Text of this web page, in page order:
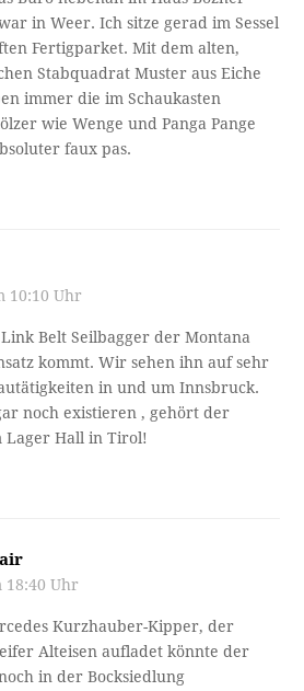
in Weer. Ich sitze gerad im Sessel
Fertigparket. Mit dem alten,
Stabquadrat Muster aus Eiche
immer die im Schaukasten
wie Wenge und Panga Pange
faux pas.
10:10 Uhr
Belt Seilbagger der Montana
kommt. Wir sehen ihn auf sehr
in und um Innsbruck.
noch existieren , gehört der
Lager Hall in Tirol!
18:40 Uhr
Kurzhauber-Kipper, der
Alteisen aufladet könnte der
in der Bocksiedlung